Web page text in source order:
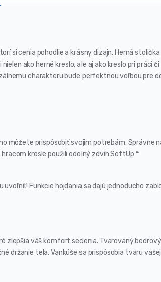
si cenia pohodlie a krásny dizajn. Herná
ako herné kreslo, ale aj ako kreslo pri práci
charakteru bude perfektnou voľbou pre
môžete prispôsobiť svojim potrebám. Správne
kresle použili odolný zdvih SoftUp ™
Funkcie hojdania sa dajú jednoducho
zlepšia váš komfort sedenia. Tvarovaný
držanie tela. Vankúše sa prispôsobia tvaru